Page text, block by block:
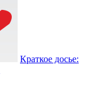
Краткое досье: